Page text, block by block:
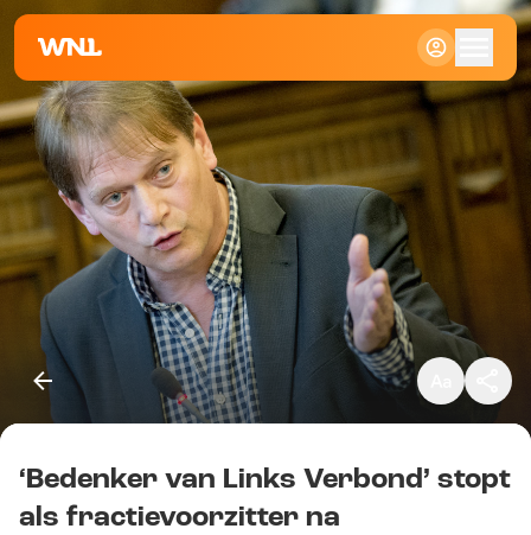
Klein
Standaard
Groot
Kopieer link
‘Bedenker van Links Verbond’ stopt
als fractievoorzitter na